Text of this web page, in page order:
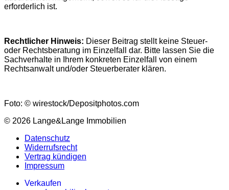
erforderlich ist.
Rechtlicher Hinweis: Dieser Beitrag stellt keine Steuer-
oder Rechtsberatung im Einzelfall dar. Bitte lassen Sie die
Sachverhalte in Ihrem konkreten Einzelfall von einem
Rechtsanwalt und/oder Steuerberater klären.
Foto: © wirestock/Depositphotos.com
© 2026 Lange&Lange Immobilien
Datenschutz
Widerrufsrecht
Vertrag kündigen
Impressum
Verkaufen